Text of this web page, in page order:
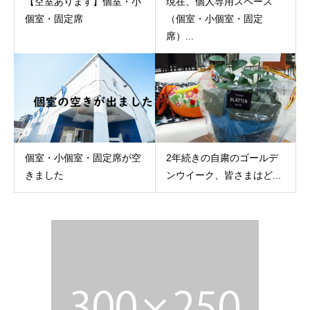
個室・固定席
（個室・小個室・固定
席）...
個室・小個室・固定席が空
きました
2年続きの自粛のゴールデ
ンウイーク、皆さまはど...